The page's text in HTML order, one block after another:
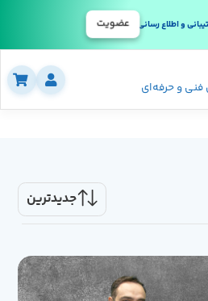
و اطلاع رسانی عضویت
فنی و حرفه‌ای
جدیدترین